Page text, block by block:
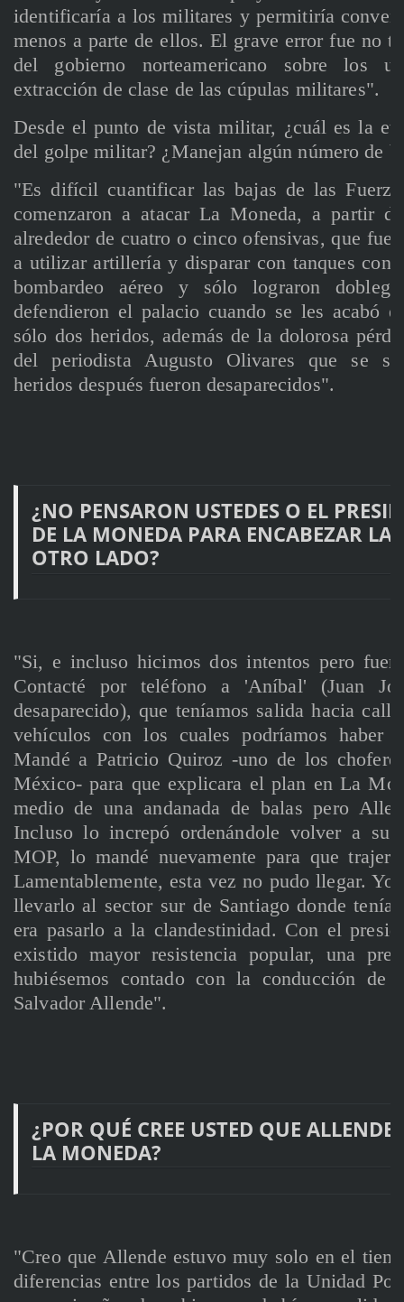
identificaría a los militares y permitiría
menos a parte de ellos. El grave error fue no
del gobierno norteamericano sobre los
extracción de clase de las cúpulas militares".
Desde el punto de vista militar, ¿cuál es la
del golpe militar? ¿Manejan algún número de
"Es difícil cuantificar las bajas de las
comenzaron a atacar La Moneda, a partir
alrededor de cuatro o cinco ofensivas, que
a utilizar artillería y disparar con tanques
bombardeo aéreo y sólo lograron
defendieron el palacio cuando se les acabó
sólo dos heridos, además de la dolorosa
del periodista Augusto Olivares que se
heridos después fueron desaparecidos".
¿NO PENSARON USTEDES O EL
DE LA MONEDA PARA ENCABEZAR LA
OTRO LADO?
"Si, e incluso hicimos dos intentos pero
Contacté por teléfono a 'Aníbal' (Juan
desaparecido), que teníamos salida hacia
vehículos con los cuales podríamos haber
Mandé a Patricio Quiroz -uno de los
México- para que explicara el plan en La
medio de una andanada de balas pero
Incluso lo increpó ordenándole volver a su
MOP, lo mandé nuevamente para que
Lamentablemente, esta vez no pudo llegar.
llevarlo al sector sur de Santiago donde
era pasarlo a la clandestinidad. Con el
existido mayor resistencia popular, una
hubiésemos contado con la conducción
Salvador Allende".
¿POR QUÉ CREE USTED QUE ALLENDE
LA MONEDA?
"Creo que Allende estuvo muy solo en el
diferencias entre los partidos de la Unidad